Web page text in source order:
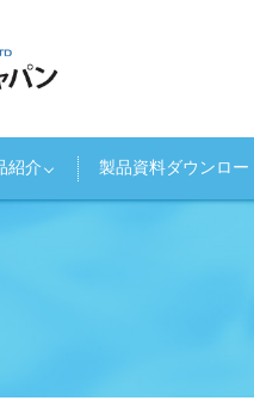
紹介 製品資料ダウンロー